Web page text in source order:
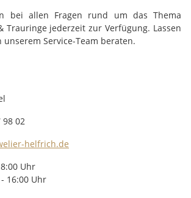
bei allen Fragen rund um das Thema
Trauringe jederzeit zur Verfügung. Lassen
unserem Service-Team beraten.
98 02
helfrich.de
Uhr
16:00 Uhr